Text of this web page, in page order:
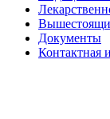
Документы
Контактная